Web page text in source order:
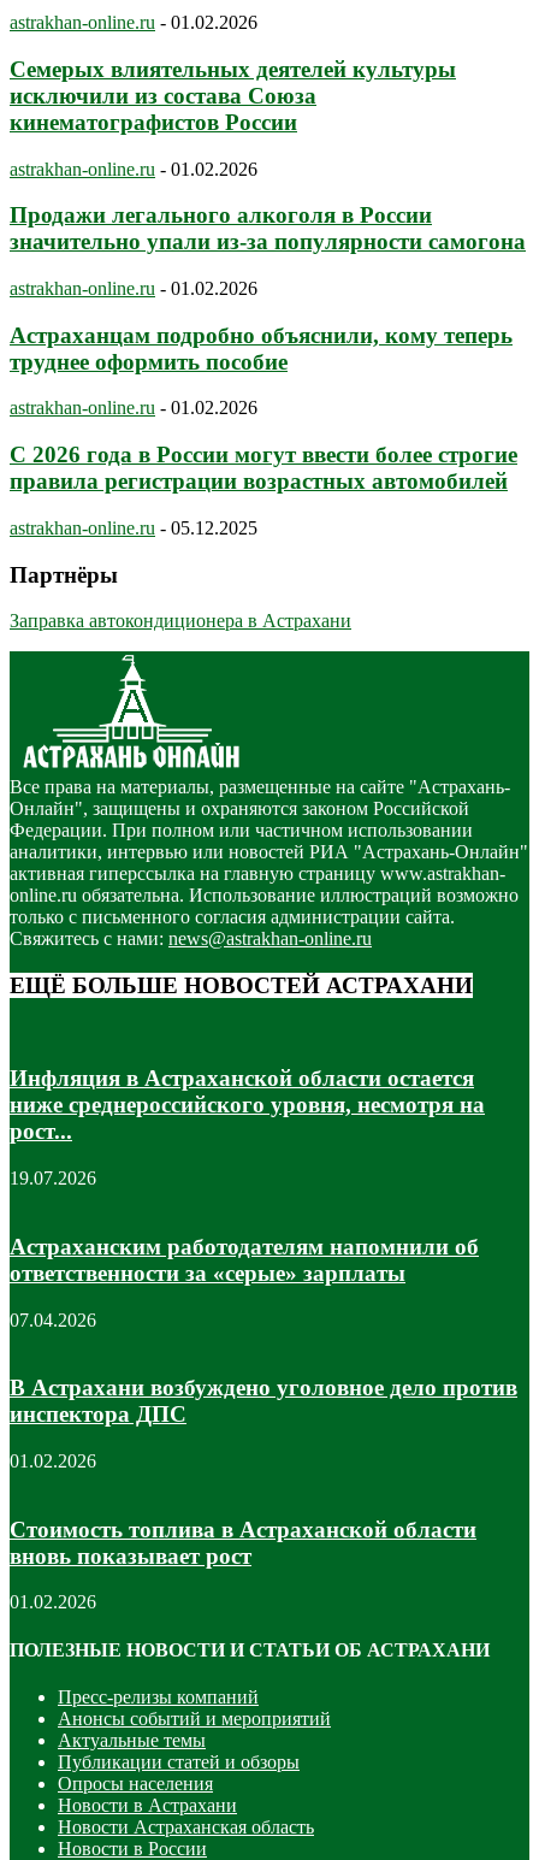
astrakhan-online.ru - 01.02.2026
Семерых влиятельных деятелей культуры
исключили из состава Союза
кинематографистов России
astrakhan-online.ru - 01.02.2026
Продажи легального алкоголя в России
значительно упали из-за популярности самогона
astrakhan-online.ru - 01.02.2026
Астраханцам подробно объяснили, кому теперь
труднее оформить пособие
astrakhan-online.ru - 01.02.2026
С 2026 года в России могут ввести более строгие
правила регистрации возрастных автомобилей
astrakhan-online.ru - 05.12.2025
Партнёры
Заправка автокондиционера в Астрахани
Все права на материалы, размещенные на сайте "Астрахань-
Онлайн", защищены и охраняются законом Российской
Федерации. При полном или частичном использовании
аналитики, интервью или новостей РИА "Астрахань-Онлайн"
активная гиперссылка на главную страницу www.astrakhan-
online.ru обязательна. Использование иллюстраций возможно
только с письменного согласия администрации сайта.
Свяжитесь с нами: news@astrakhan-online.ru
ЕЩЁ БОЛЬШЕ НОВОСТЕЙ АСТРАХАНИ
Инфляция в Астраханской области остается
ниже среднероссийского уровня, несмотря на
рост...
19.07.2026
Астраханским работодателям напомнили об
ответственности за «серые» зарплаты
07.04.2026
В Астрахани возбуждено уголовное дело против
инспектора ДПС
01.02.2026
Стоимость топлива в Астраханской области
вновь показывает рост
01.02.2026
ПОЛЕЗНЫЕ НОВОСТИ И СТАТЬИ ОБ АСТРАХАНИ
Пресс-релизы компаний
Анонсы событий и мероприятий
Актуальные темы
Публикации статей и обзоры
Опросы населения
Новости в Астрахани
Новости Астраханская область
Новости в России